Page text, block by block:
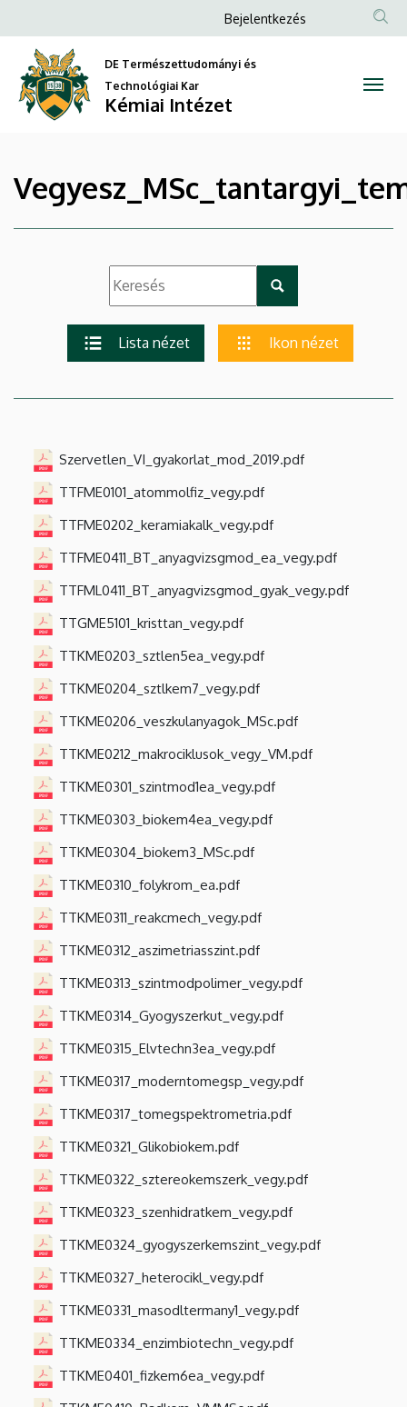
Kémiai
Intézet
a
tartalomra
Anonim
fiók
menüje
Bejelentkezés
DE Természettudományi és
Technológiai Kar
Kémiai Intézet
Lista nézet Ikon nézet
Szervetlen_VI_gyakorlat_mod_2019.pdf
TTFME0101_atommolfiz_vegy.pdf
TTFME0202_keramiakalk_vegy.pdf
TTFME0411_BT_anyagvizsgmod_ea_vegy.pdf
TTFML0411_BT_anyagvizsgmod_gyak_vegy.pdf
TTGME5101_kristtan_vegy.pdf
TTKME0203_sztlen5ea_vegy.pdf
TTKME0204_sztlkem7_vegy.pdf
TTKME0206_veszkulanyagok_MSc.pdf
TTKME0212_makrociklusok_vegy_VM.pdf
TTKME0301_szintmod1ea_vegy.pdf
TTKME0303_biokem4ea_vegy.pdf
TTKME0304_biokem3_MSc.pdf
TTKME0310_folykrom_ea.pdf
TTKME0311_reakcmech_vegy.pdf
TTKME0312_aszimetriasszint.pdf
TTKME0313_szintmodpolimer_vegy.pdf
TTKME0314_Gyogyszerkut_vegy.pdf
TTKME0315_Elvtechn3ea_vegy.pdf
TTKME0317_moderntomegsp_vegy.pdf
TTKME0317_tomegspektrometria.pdf
TTKME0321_Glikobiokem.pdf
TTKME0322_sztereokemszerk_vegy.pdf
TTKME0323_szenhidratkem_vegy.pdf
TTKME0324_gyogyszerkemszint_vegy.pdf
TTKME0327_heterocikl_vegy.pdf
TTKME0331_masodltermany1_vegy.pdf
TTKME0334_enzimbiotechn_vegy.pdf
TTKME0401_fizkem6ea_vegy.pdf